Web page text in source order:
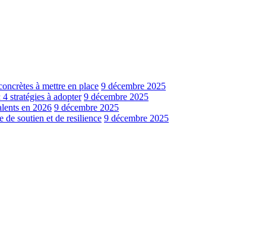
à mettre en place 9 décembre 2025
stratégies à adopter 9 décembre 2025
en 2026 9 décembre 2025
de soutien et de resilience 9 décembre 2025